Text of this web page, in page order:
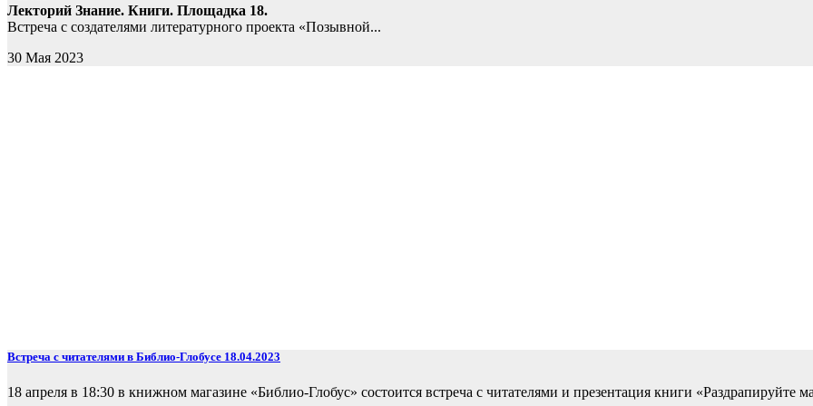
Лекторий Знание. Книги. Площадка 18.
Встреча с создателями литературного проекта «Позывной...
30 Мая 2023
Встреча с читателями в Библио-Глобусе 18.04.2023
18 апреля в 18:30 в книжном магазине «Библио-Глобус» состоится встреча с читателями и презентация книги «Раздрапируйте